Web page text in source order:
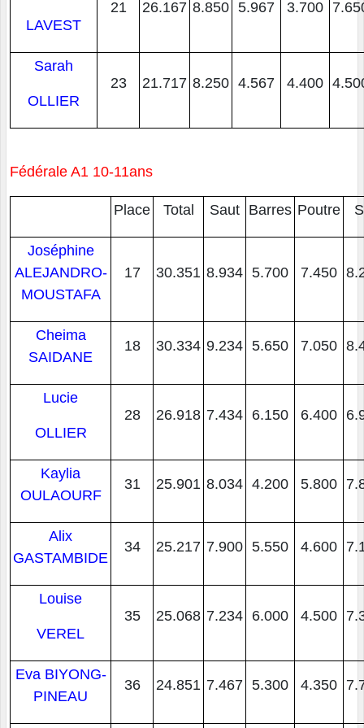
LAVEST
21 26.167 8.850 5.967 3.700
Sarah
OLLIER
23 21.717 8.250 4.567 4.400
Fédérale A1 10-11ans
Place Total Saut Barres Poutre
Joséphine
ALEJANDRO-
MOUSTAFA
17 30.351 8.934 5.700 7.450
Cheima
SAIDANE
18 30.334 9.234 5.650 7.050
Lucie
OLLIER
28 26.918 7.434 6.150 6.400
Kaylia
OULAOURF
31 25.901 8.034 4.200 5.800
Alix
GASTAMBIDE
34 25.217 7.900 5.550 4.600
Louise
VEREL
35 25.068 7.234 6.000 4.500
Eva BIYONG-
PINEAU
36 24.851 7.467 5.300 4.350